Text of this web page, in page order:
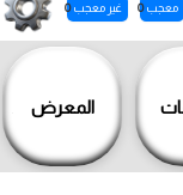
المعرض
معجب 0 غير معجب 0